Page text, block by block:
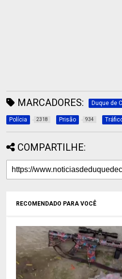
MARCADORES: Duque de
Polícia 2318 Prisão 934
COMPARTILHE:
RECOMENDADO PARA VOCÊ